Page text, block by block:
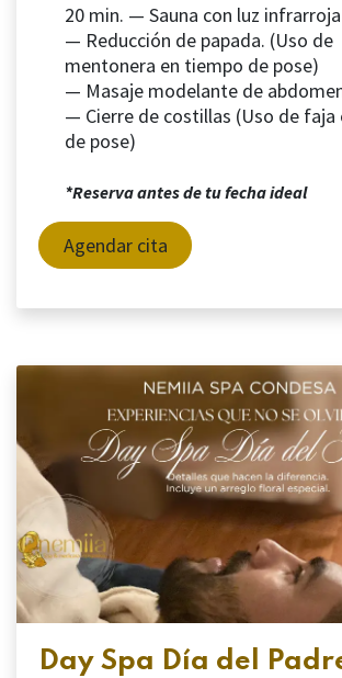
20 min. — Sauna con luz infrarroja
— Reducción de papada. (Uso de
mentonera en tiempo de pose)
— Masaje modelante de
— Cierre de costillas (Uso de
de pose)
*Reserva antes de tu fecha ideal
Agendar cita
Day Spa Día del